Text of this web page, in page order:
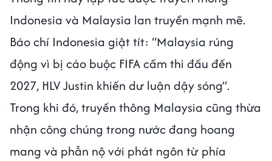
Indonesia và Malaysia lan truyền mạnh mẽ.
Báo chí Indonesia giật tít: “Malaysia rúng
động vì bị cáo buộc FIFA cấm thi đấu đến
2027, HLV Justin khiến dư luận dậy sóng”.
Trong khi đó, truyền thông Malaysia cũng thừa
nhận công chúng trong nước đang hoang
mang và phẫn nộ với phát ngôn từ phía